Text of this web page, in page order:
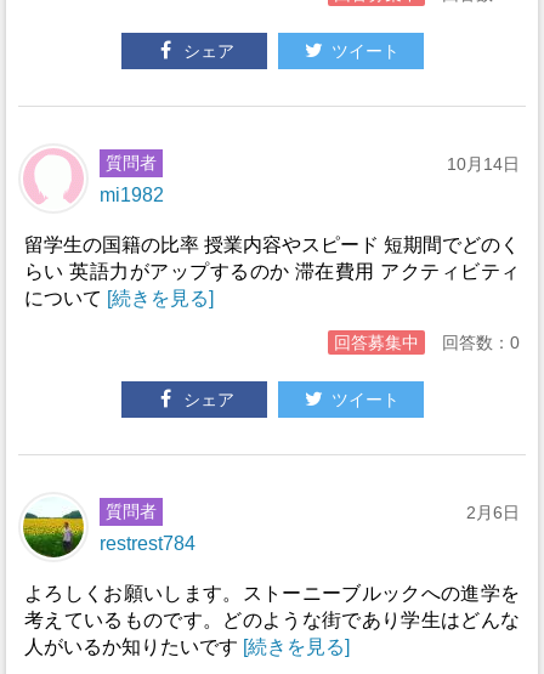
シェア ツイート
質問者
mi1982
10月14日
留学生の国籍の比率 授業内容やスピード 短期間でどのく
らい 英語力がアップするのか 滞在費用 アクティビティ
について [続きを見る]
回答募集中 回答数：0
シェア ツイート
質問者
restrest784
2月6日
よろしくお願いします。ストーニーブルックへの進学を
考えているものです。どのような街であり学生はどんな
人がいるか知りたいです [続きを見る]